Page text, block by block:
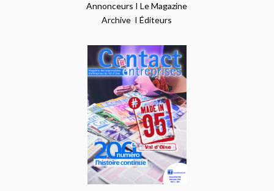
Annonceurs ILe Magazine
Archive IÉditeurs